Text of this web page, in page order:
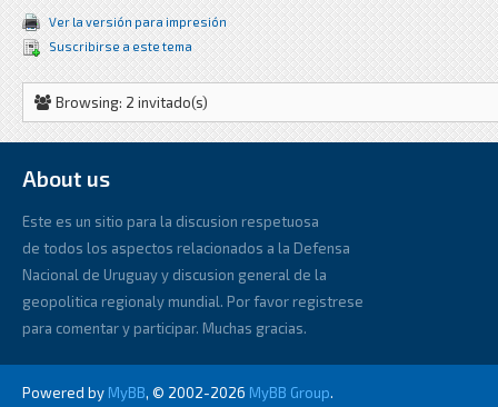
Ver la versión para impresión
Suscribirse a este tema
Browsing: 2 invitado(s)
About us
Este es un sitio para la discusion respetuosa
de todos los aspectos relacionados a la Defensa
Nacional de Uruguay y discusion general de la
geopolitica regionaly mundial. Por favor registrese
para comentar y participar. Muchas gracias.
Powered by MyBB, © 2002-2026 MyBB Group.